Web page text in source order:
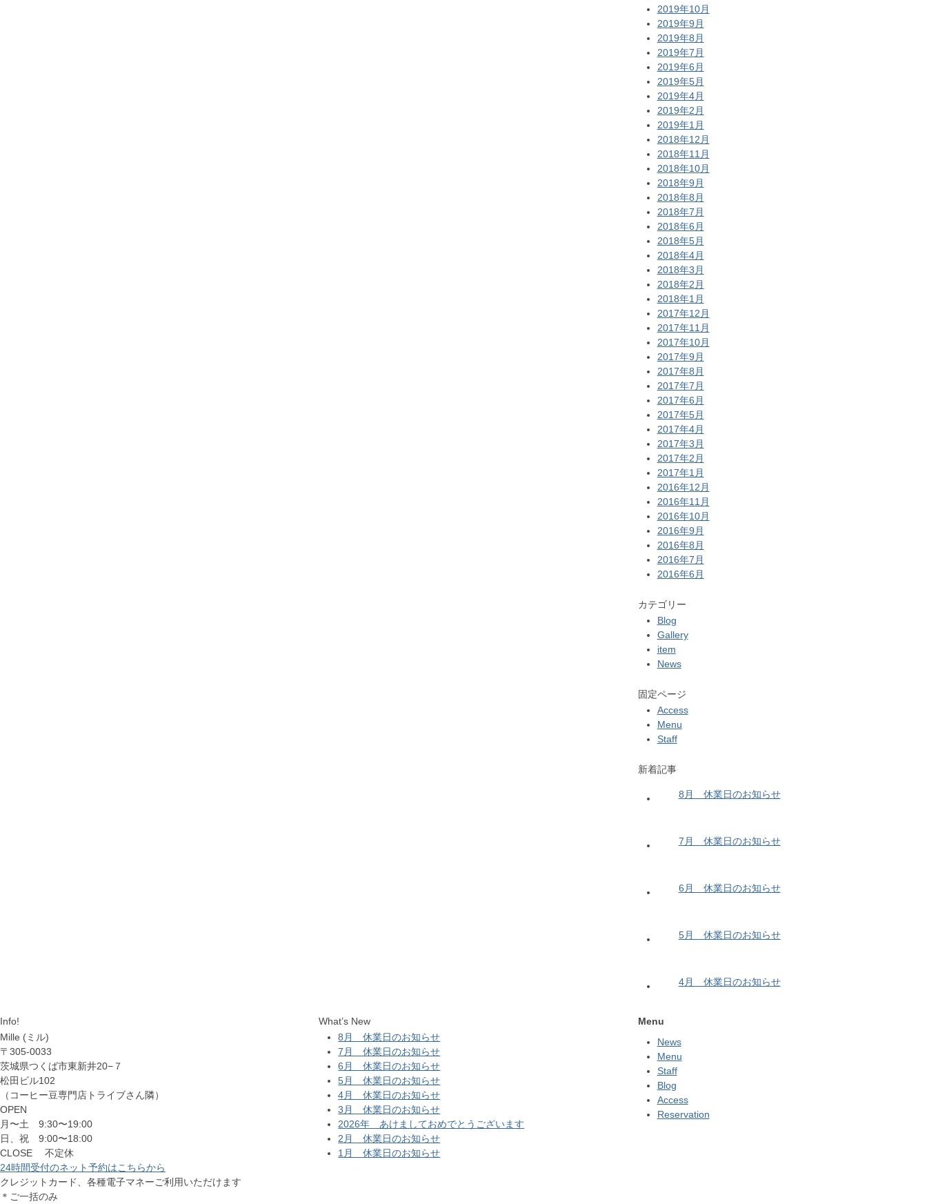
2019年10月
2019年9月
2019年8月
2019年7月
2019年6月
2019年5月
2019年4月
2019年2月
2019年1月
2018年12月
2018年11月
2018年10月
2018年9月
2018年8月
2018年7月
2018年6月
2018年5月
2018年4月
2018年3月
2018年2月
2018年1月
2017年12月
2017年11月
2017年10月
2017年9月
2017年8月
2017年7月
2017年6月
2017年5月
2017年4月
2017年3月
2017年2月
2017年1月
2016年12月
2016年11月
2016年10月
2016年9月
2016年8月
2016年7月
2016年6月
カテゴリー
Blog
Gallery
item
News
固定ページ
Access
Menu
Staff
新着記事
8月 休業日のお知らせ
7月 休業日のお知らせ
6月 休業日のお知らせ
5月 休業日のお知らせ
4月 休業日のお知らせ
Info!
Mille (ミル)
〒305-0033
茨城県つくば市東新井20−７
松田ビル102
（コーヒー豆専門店トライブさん隣）
OPEN
月〜土 9:30〜19:00
日、祝 9:00〜18:00
CLOSE 不定休
24時間受付のネット予約はこちらから
クレジットカード、各種電子マネーご利用いただけます
＊ご一括のみ
What’s New
8月 休業日のお知らせ
7月 休業日のお知らせ
6月 休業日のお知らせ
5月 休業日のお知らせ
4月 休業日のお知らせ
3月 休業日のお知らせ
2026年 あけましておめでとうございます
2月 休業日のお知らせ
1月 休業日のお知らせ
Menu
News
Menu
Staff
Blog
Access
Reservation